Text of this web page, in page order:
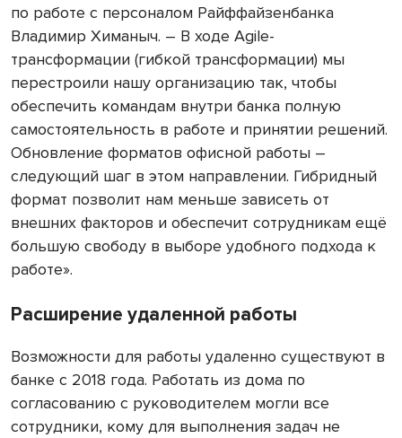
по работе с персоналом Райффайзенбанка
Владимир Химаныч. – В ходе Agile-
трансформации (гибкой трансформации) мы
перестроили нашу организацию так, чтобы
обеспечить командам внутри банка полную
самостоятельность в работе и принятии решений.
Обновление форматов офисной работы –
следующий шаг в этом направлении. Гибридный
формат позволит нам меньше зависеть от
внешних факторов и обеспечит сотрудникам ещё
большую свободу в выборе удобного подхода к
работе».
Расширение удаленной работы
Возможности для работы удаленно существуют в
банке с 2018 года. Работать из дома по
согласованию с руководителем могли все
сотрудники, кому для выполнения задач не